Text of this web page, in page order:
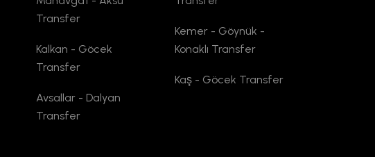
Transfer
Kalkan - Göcek
Transfer
Avsallar - Dalyan
Transfer
Kemer - Göynük -
Konaklı Transfer
Kaş - Göcek Transfer